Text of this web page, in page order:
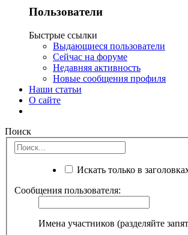
Пользователи
Быстрые ссылки
Выдающиеся пользователи
Сейчас на форуме
Недавняя активность
Новые сообщения профиля
Наши статьи
О сайте
Поиск
Искать только в
Сообщения пользователя:
Имена участников (разделяйте